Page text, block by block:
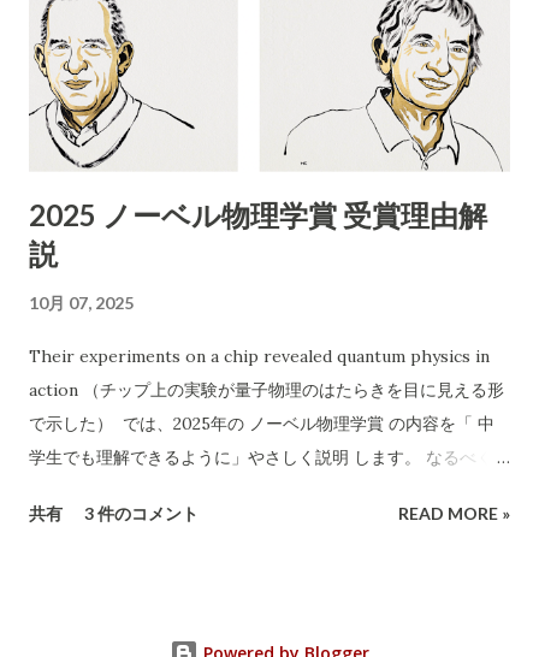
ドバイスいたします。 1. 内容の分析 業者名 ：ABCリサイクル
所在地 ：埼玉県所沢市松郷141 許可番号 ：自動車商許可証 第
431090053454号（古物商許可証） 連絡先 ：携帯番号のみ
（090-4713-2580） 受付時間 ：8:00〜18:00 チラシの訴求点
「無料回収」「当日でもOK」「幅広い品目」「遺品整理、引越
作業可能などと記載 2. 危険性・リスク評価 1）「無料」表記の
ワナ 実際に依頼すると「無料では回収できない」「特定品目は
料回収」と言いながら、現場で高額請求する 悪質な業者も存在
します。 2）連絡先が「携帯電話番号のみ」 一般的な法人や信
頼できる事業者であれば「固定電話」や「会社ホームページ」
なども記載されます。 携帯番号のみの場合、 連絡が取れなくな
ったり、責任の所在が曖昧 になりやすいです。 3）記載されて
物収集運搬業など）は記載されていません。 家電や不用品の正
2025 ノーベル物理学賞 受賞理由解
説
10月 07, 2025
Their experiments on a chip revealed quantum physics in
action （チップ上の実験が量子物理のはたらきを目に見える形
で示した） では、2025年の ノーベル物理学賞 の内容を「 中
学生でも理解できるように」やさしく説明 します。 なるべく専
しします。 🏅 今年のノーベル物理学賞とは？ 2025年のノーベ
共有 3 件のコメント READ MORE »